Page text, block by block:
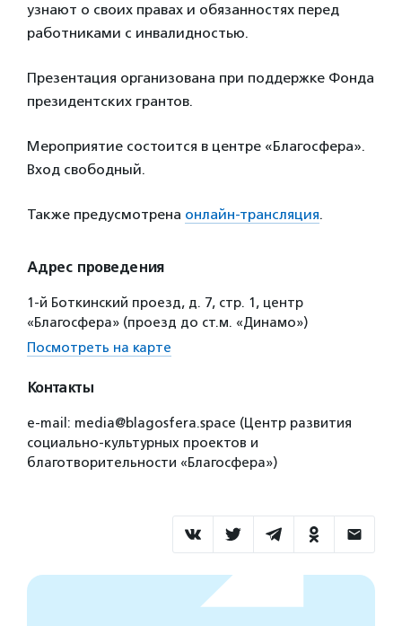
узнают о своих правах и обязанностях перед
работниками с инвалидностью.
Презентация организована при поддержке Фонда
президентских грантов.
Мероприятие состоится в центре «Благосфера».
Вход свободный.
Также предусмотрена онлайн-трансляция.
Адрес проведения
1-й Боткинский проезд, д. 7, стр. 1, центр
«Благосфера» (проезд до ст.м. «Динамо»)
Посмотреть на карте
Контакты
e-mail: media@blagosfera.space (Центр развития
социально-культурных проектов и
благотворительности «Благосфера»)